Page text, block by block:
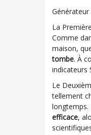
La
Comme
maison,
tombe. À
indicateurs
Le
tellement
longtemps.
efficace,